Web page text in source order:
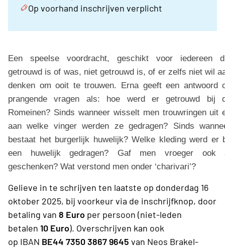
Op voorhand inschrijven verplicht
Een speelsevoordracht, geschikt voor iedereen
getrouwd is of was, niet getrouwd is, of er zelfs niet wil
denken om ooit te trouwen. Erna geeft een antwoord
prangende vragen als: hoe werd er getrouwd bij
Romeinen? Sinds wanneer wisselt men trouwringen uit
aan welke vinger werden ze gedragen? Sinds
bestaat het burgerlijk huwelijk? Welke kleding werd er
een huwelijk gedragen? Gaf men vroeger ook
geschenken? Wat verstond men onder ‘charivari’?
Gelieve in te schrijven ten laatste op donderdag 16
oktober 2025, bij voorkeur via de inschrijfknop, door
betaling van 8 Euro per persoon (niet-leden
betalen 10 Euro). Overschrijven kan ook
op IBAN BE44 7350 3867 9645 van Neos Brakel-